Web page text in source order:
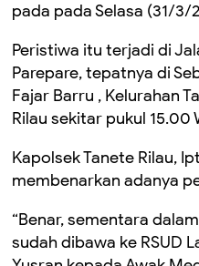
pada pada Selasa (31/3/
Peristiwa itu terjadi di
Parepare, tepatnya di
Fajar Barru , Kelurahan
Rilau sekitar pukul 15.00
Kapolsek Tanete Rilau,
membenarkan adanya
“Benar, sementara
sudah dibawa ke RSUD